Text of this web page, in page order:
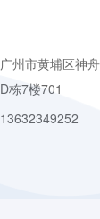
广州市黄埔区神
D栋7楼701
13632349252